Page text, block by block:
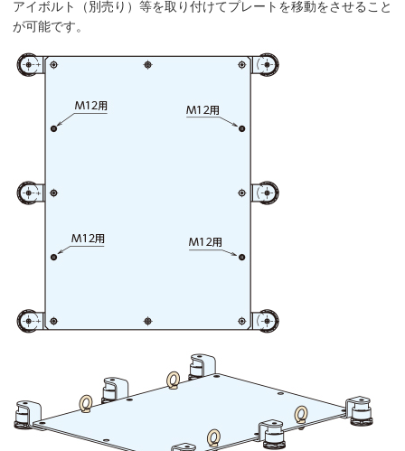
アイボルト（別売り）等を取り付けてプレートを移動をさせること
が可能です。